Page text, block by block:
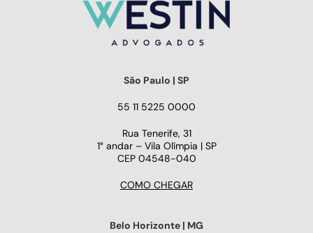
São Paulo | SP
55 11 5225 0000
Rua Tenerife, 31
1° andar – Vila Olímpia | SP
CEP 04548-040
COMO CHEGAR
Belo Horizonte | MG